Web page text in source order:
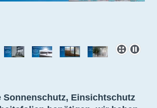
Sonnenschutz, Einsichtschutz